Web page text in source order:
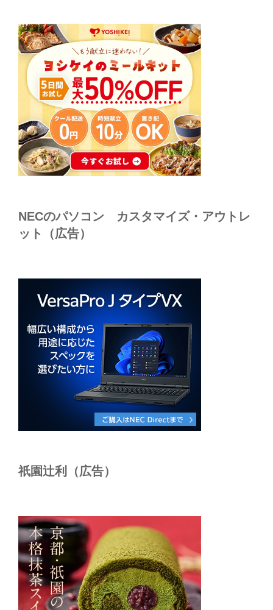
NECのパソコン カスタマイズ・アウトレ
ット（広告）
祇園辻利（広告）